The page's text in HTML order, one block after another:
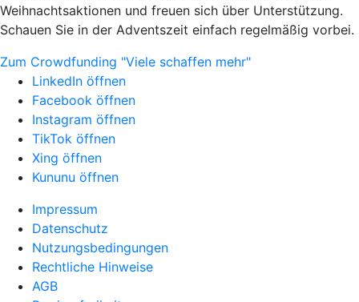
Weihnachtsaktionen und freuen sich über Unterstützung.
Schauen Sie in der Adventszeit einfach regelmäßig vorbei.
Zum Crowdfunding "Viele schaffen mehr"
LinkedIn öffnen
Facebook öffnen
Instagram öffnen
TikTok öffnen
Xing öffnen
Kununu öffnen
Impressum
Datenschutz
Nutzungsbedingungen
Rechtliche Hinweise
AGB